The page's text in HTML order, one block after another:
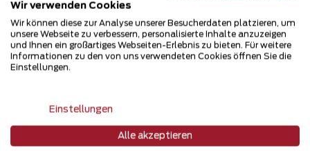
Mosaikweg 23
53489 Sinzig
+49 26 334 219 670
Wir verwenden Cookies
Wir können diese zur Analyse unserer Besucherdaten platzieren, um
unsere Webseite zu verbessern, personalisierte Inhalte anzuzeigen
und Ihnen ein großartiges Webseiten-Erlebnis zu bieten. Für weitere
Informationen zu den von uns verwendeten Cookies öffnen Sie die
Einstellungen.
Einstellungen
Alle akzeptieren